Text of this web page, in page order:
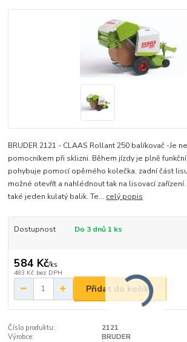
BRUDER 2121 - CLAAS Rollant 250 balíkovač -Je
pomocníkem při sklizni. Během jízdy je plně
pohybuje pomocí opěrného kolečka, zadní část
možné otevřít a nahlédnout tak na lisovací
také jeden kulatý balik. Te... celý popis
Dostupnost Do 3 dnů 1 ks
584 Kč/ks
483 Kč bez DPH
Přidat do košíku
Číslo produktu:
2121
Výrobce:
BRUDER